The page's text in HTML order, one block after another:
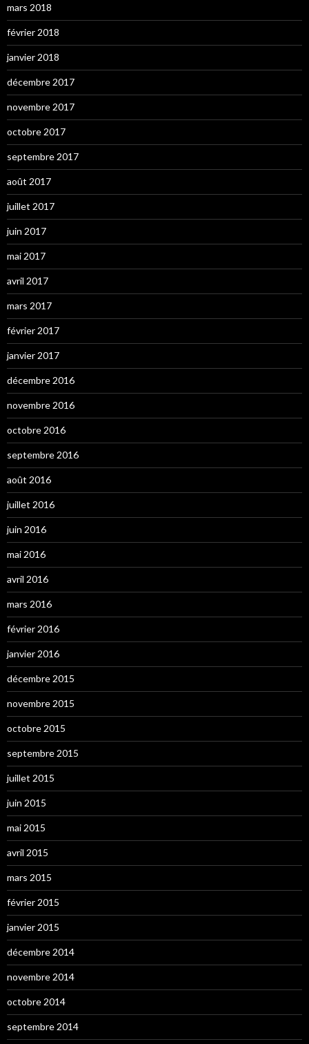
mars 2018
février 2018
janvier 2018
décembre 2017
novembre 2017
octobre 2017
septembre 2017
août 2017
juillet 2017
juin 2017
mai 2017
avril 2017
mars 2017
février 2017
janvier 2017
décembre 2016
novembre 2016
octobre 2016
septembre 2016
août 2016
juillet 2016
juin 2016
mai 2016
avril 2016
mars 2016
février 2016
janvier 2016
décembre 2015
novembre 2015
octobre 2015
septembre 2015
juillet 2015
juin 2015
mai 2015
avril 2015
mars 2015
février 2015
janvier 2015
décembre 2014
novembre 2014
octobre 2014
septembre 2014